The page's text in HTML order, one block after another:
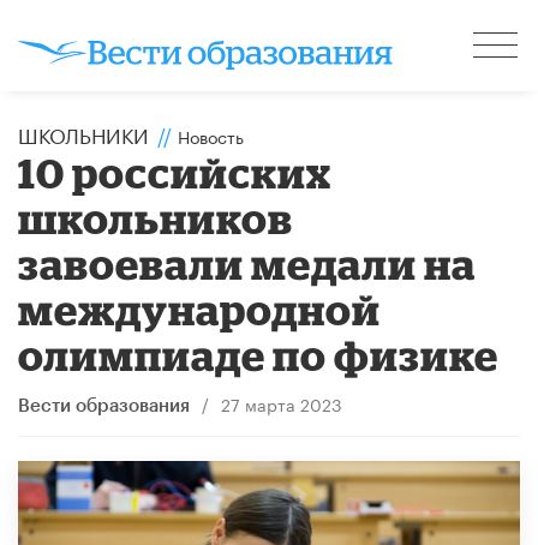
ШКОЛЬНИКИ // Новость
10 российских
школьников
завоевали медали на
международной
олимпиаде по физике
Вести образования / 27 марта 2023